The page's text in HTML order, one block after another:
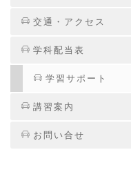
交通・アクセス
学科配当表
学習サポート
講習案内
お問い合せ